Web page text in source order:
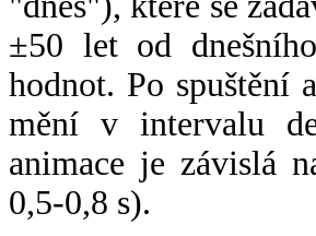
±50 let od
hodnot. Po spuštění
mění v intervalu
animace je závislá
0,5-0,8 s).